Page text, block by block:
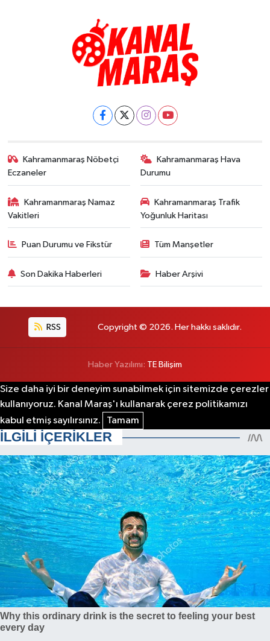
Kahramanmaraş Nöbetçi
Eczaneler
Kahramanmaraş Hava
Durumu
Kahramanmaraş Namaz
Vakitleri
Kahramanmaraş Trafik
Yoğunluk Haritası
Puan Durumu ve Fikstür Tüm Manşetler
Son Dakika Haberleri Haber Arşivi
RSS Copyright © 2026. Her hakkı saklıdır.
Haber Yazılımı: TE Bilişim
Size daha iyi bir deneyim sunabilmek için sitemizde çerezler
kullanıyoruz. Kanal Maraş'ı kullanarak çerez politikamızı
kabul etmiş sayılırsınız.
Tamam